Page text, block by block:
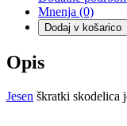
Mnenja (0)
Dodaj v košarico
Opis
Jesen škratki skodelica